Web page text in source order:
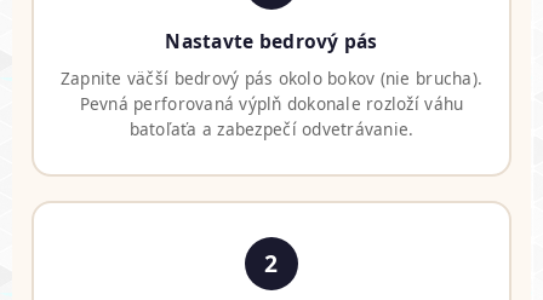
Nastavte bedrový pás
Zapnite väčší bedrový pás okolo bokov (nie brucha).
Pevná perforovaná výplň dokonale rozloží váhu
batoľaťa a zabezpečí odvetrávanie.
2